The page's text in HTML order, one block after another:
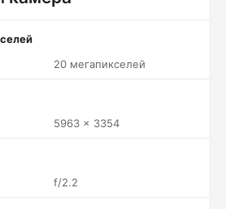
20 мегапикселей
5963 x 3354
f/2.2